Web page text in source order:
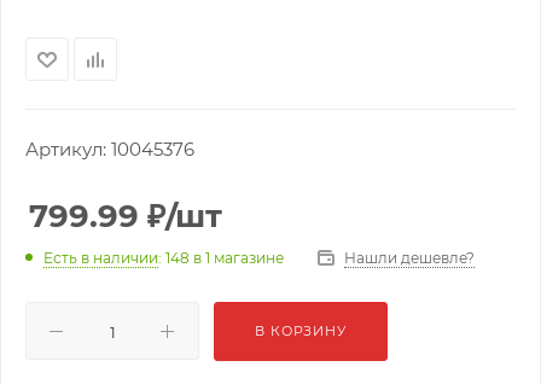
Артикул: 10045376
799.99 ₽/шт
Есть в наличии: 148 в 1 магазине Нашли дешевле?
В КОРЗИНУ